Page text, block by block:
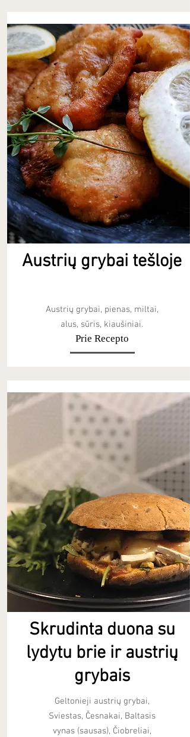
Austrių grybai tešloje
Austrių grybai, pienas, miltai,
alus, sūris, kiaušiniai.
Prie Recepto
Skrudinta duona su
lydytu brie ir austrių
grybais
Geltonieji austrių grybai,
Sviestas, Česnakai, Baltasis
vynas (sausas), Čiobreliai,